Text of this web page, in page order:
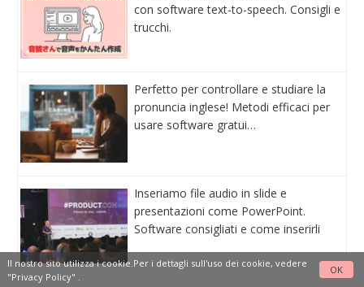
con software text-to-speech. Consigli e
trucchi.
Perfetto per controllare e studiare la
pronuncia inglese! Metodi efficaci per
usare software gratui…
Inseriamo file audio in slide e
presentazioni come PowerPoint.
Software consigliati e come inserirli
Il nostro sito utilizza i cookie.Per i dettagli sull'uso dei cookie, vedere
"Privacy Policy"
OK